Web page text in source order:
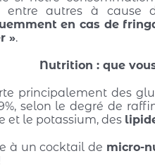
entre autres à cause
en cas de
».
Nutrition : que
principalement des
selon le degré de
et le potassium, des
à un cocktail de micro-